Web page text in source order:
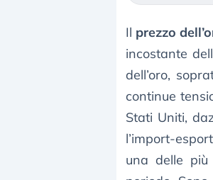
Il prezzo
incostante
dell’oro,
continue
Stati Uniti,
l’import-
una delle più